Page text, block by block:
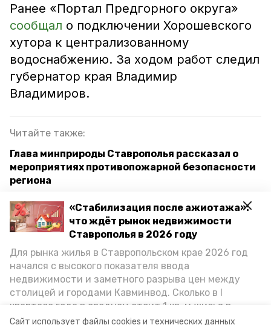
Сайт использует файлы cookies и технических данных
«Стабилизация после ажиотажа»:
что ждёт рынок недвижимости
Ставрополья в 2026 году
Для рынка жилья в Ставропольском крае 2026 год
начался с высокого показателя ввода
недвижимости и заметного разрыва цен между
столицей и городами Кавминвод. Сколько в I
квартале года в среднем стоит 1 кв. м жилья в
городах и округах региона, как изменился спрос на
Ранее «Портал Предгорного округа»
сообщал о подключении Хорошевского
хутора к централизованному
водоснабжению. За ходом работ следил
губернатор края Владимир
Владимиров.
Читайте также:
Глава минприроды Ставрополья рассказал о
мероприятиях противопожарной безопасности
региона
В Предгорье создали Аллею Памяти в честь
погибших участников СВО
Первый снег выпал в Предгорном округе
ремонт моста